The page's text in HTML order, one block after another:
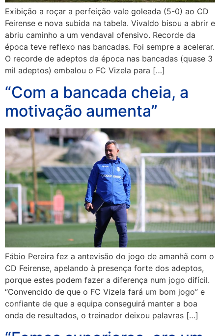
Exibição a roçar a perfeição vale goleada (5-0) ao CD
Feirense e nova subida na tabela. Vivaldo bisou a abrir e
abriu caminho a um vendaval ofensivo. Recorde da
época teve reflexo nas bancadas. Foi sempre a acelerar.
O recorde de adeptos da época nas bancadas (quase 3
mil adeptos) embalou o FC Vizela para […]
“Com a bancada cheia, a
motivação aumenta”
Fábio Pereira fez a antevisão do jogo de amanhã com o
CD Feirense, apelando à presença forte dos adeptos,
porque estes podem fazer a diferença num jogo difícil.
“Convencido de que o FC Vizela fará um bom jogo” e
confiante de que a equipa conseguirá manter a boa
onda de resultados, o treinador deixou palavras […]